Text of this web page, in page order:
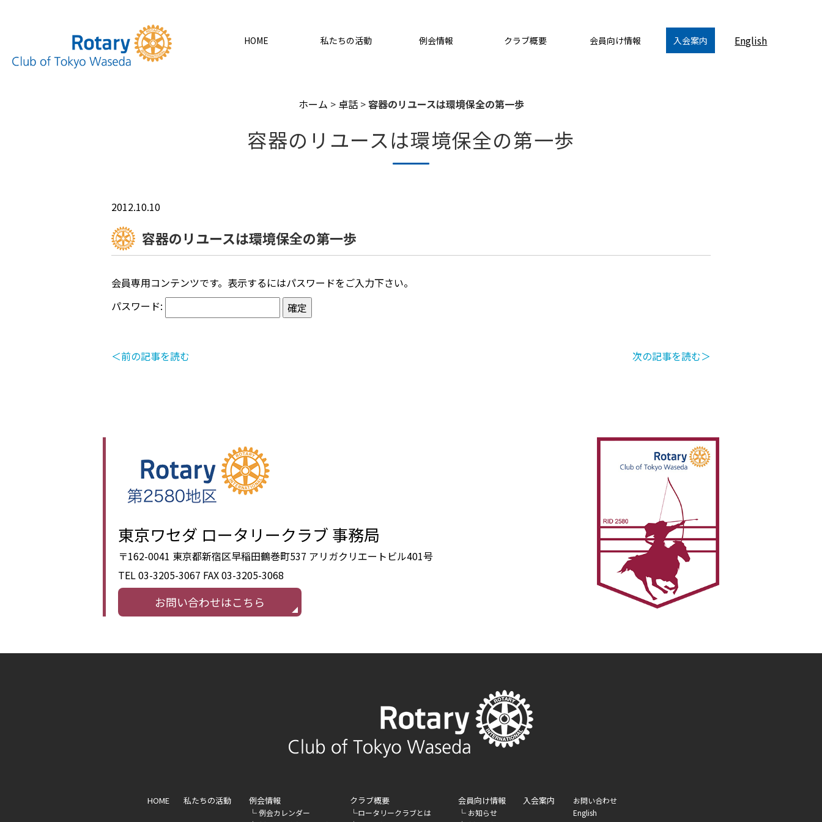
HOME 私たちの活動 例会情報 クラブ概要 会員向け情報 入会案内 English
ホーム > 卓話>容器のリユースは環境保全の第一歩
容器のリユースは環境保全の第一歩
2012.10.10
容器のリユースは環境保全の第一歩
会員専用コンテンツです。表示するにはパスワードをご入力下さい。
パスワード:
＜前の記事を読む 次の記事を読む＞
東京ワセダ ロータリークラブ 事務局
〒162-0041 東京都新宿区早稲田鶴巻町537 アリガクリエートビル401号
TEL 03-3205-3067 FAX 03-3205-3068
お問い合わせはこちら
HOME 私たちの活動
例会情報
└例会カレンダー
クラブ概要
└ロータリークラブとは
会員向け情報
└ お知らせ
入会案内
お問い合わせ
English